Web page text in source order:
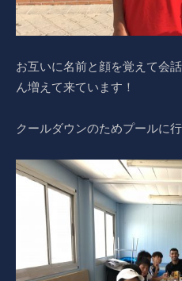
お互いに名前と顔を覚えて会
ん増えて来ています！
クールダウンのためプールに